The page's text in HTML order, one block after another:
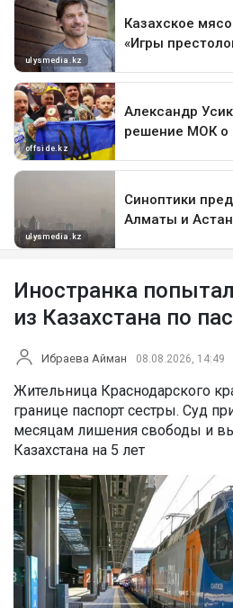
Иностранка
из Казахстана по
Ибраева Айман 08.08.2026, 14:49
Жительница Краснодарского
границе паспорт сестры. Суд
месяцам лишения свободы и
Казахстана на 5 лет